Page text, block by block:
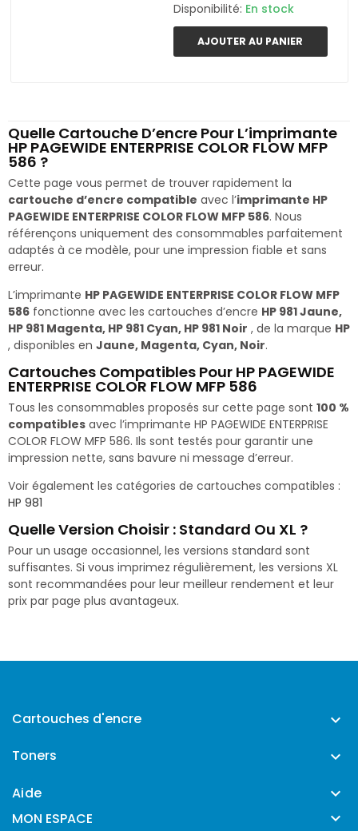
Disponibilité: En stock
AJOUTER AU PANIER
Quelle Cartouche D’encre Pour L’imprimante
HP PAGEWIDE ENTERPRISE COLOR FLOW MFP
586 ?
Cette page vous permet de trouver rapidement la
cartouche d’encre compatible avec l’imprimante HP
PAGEWIDE ENTERPRISE COLOR FLOW MFP 586. Nous
référençons uniquement des consommables parfaitement
adaptés à ce modèle, pour une impression fiable et sans
erreur.
L’imprimante HP PAGEWIDE ENTERPRISE COLOR FLOW MFP
586 fonctionne avec les cartouches d’encre HP 981 Jaune,
HP 981 Magenta, HP 981 Cyan, HP 981 Noir , de la marque HP
, disponibles en Jaune, Magenta, Cyan, Noir.
Cartouches Compatibles Pour HP PAGEWIDE
ENTERPRISE COLOR FLOW MFP 586
Tous les consommables proposés sur cette page sont 100 %
compatibles avec l’imprimante HP PAGEWIDE ENTERPRISE
COLOR FLOW MFP 586. Ils sont testés pour garantir une
impression nette, sans bavure ni message d’erreur.
Voir également les catégories de cartouches compatibles :
HP 981
Quelle Version Choisir : Standard Ou XL ?
Pour un usage occasionnel, les versions standard sont
suffisantes. Si vous imprimez régulièrement, les versions XL
sont recommandées pour leur meilleur rendement et leur
prix par page plus avantageux.
Cartouches d'encre 
Toners 
Aide 
MON ESPACE 